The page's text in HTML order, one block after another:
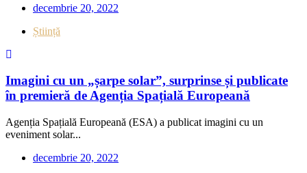
decembrie 20, 2022
Știință
Imagini cu un „șarpe solar”, surprinse și publicate
în premieră de Agenția Spațială Europeană
Agenția Spațială Europeană (ESA) a publicat imagini cu un
eveniment solar...
decembrie 20, 2022